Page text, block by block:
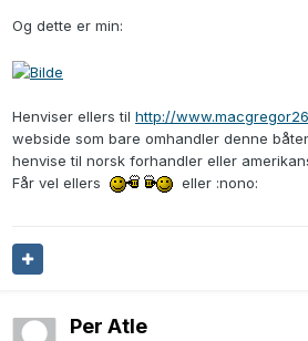
Og dette er min:
Henviser ellers til http://
webside som bare omhandler denne
henvise til norsk forhandler eller
Får vel ellers
eller :nono:
Per Atle